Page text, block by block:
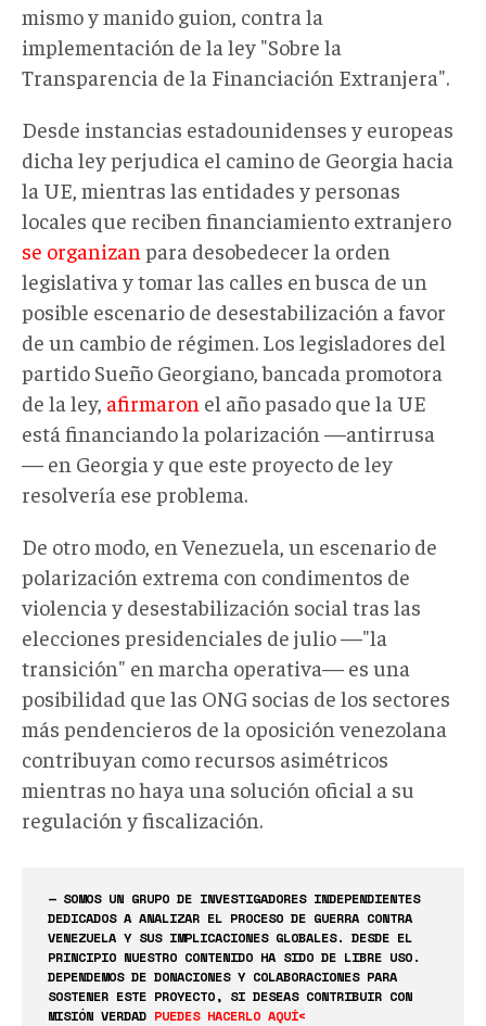
mismo y manido guion, contra la
implementación de la ley "Sobre la
Transparencia de la Financiación Extranjera".
Desde instancias estadounidenses y europeas
dicha ley perjudica el camino de Georgia hacia
la UE, mientras las entidades y personas
locales que reciben financiamiento extranjero
se organizan para desobedecer la orden
legislativa y tomar las calles en busca de un
posible escenario de desestabilización a favor
de un cambio de régimen. Los legisladores del
partido Sueño Georgiano, bancada promotora
de la ley, afirmaron el año pasado que la UE
está financiando la polarización —antirrusa
— en Georgia y que este proyecto de ley
resolvería ese problema.
De otro modo, en Venezuela, un escenario de
polarización extrema con condimentos de
violencia y desestabilización social tras las
elecciones presidenciales de julio —"la
transición" en marcha operativa— es una
posibilidad que las ONG socias de los sectores
más pendencieros de la oposición venezolana
contribuyan como recursos asimétricos
mientras no haya una solución oficial a su
regulación y fiscalización.
— SOMOS UN GRUPO DE INVESTIGADORES INDEPENDIENTES
DEDICADOS A ANALIZAR EL PROCESO DE GUERRA CONTRA
VENEZUELA Y SUS IMPLICACIONES GLOBALES. DESDE EL
PRINCIPIO NUESTRO CONTENIDO HA SIDO DE LIBRE USO.
DEPENDEMOS DE DONACIONES Y COLABORACIONES PARA
SOSTENER ESTE PROYECTO, SI DESEAS CONTRIBUIR CON
MISIÓN VERDAD PUEDES HACERLO AQUÍ<